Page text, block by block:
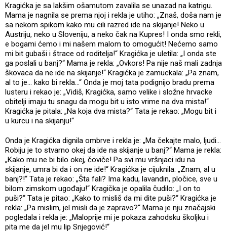
Kragićka je sa lakšim ošamutom zavalila se unazad na katrigu.
Mama je nagnila se prema njoj i rekla je utiho: „Znaš, doša nam je
sa nekom spikom kako mu cili razred ide na skijanje! Neko u
Austriju, neko u Sloveniju, a neko čak na Kupres! I onda smo rekli,
e bogami ćemo i mi našem malom to omogućit! Nećemo samo
mi bit gubaši i štrace od roditelja!“ Kragićka je uletila: „I onda ste
ga poslali u banj?“ Mama je rekla: „Ovkors! Pa nije naš mali zadnja
škovaca da ne ide na skijanje!“ Kragićka je zamuckala: „Pa znam,
al to je... kako bi rekla...“ Onda je moj tata podignijo bradu prema
lusteru i rekao je: „Vidiš, Kragićka, samo velike i složne hrvacke
obitelji imaju tu snagu da mogu bit u isto vrime na dva mista!“
Kragićka je pitala: „Na koja dva mista?“ Tata je rekao: „Mogu bit i
u kurcu i na skijanju!“
Onda je Kragićka dignila ombrve i rekla je: „Ma čekajte malo, ljudi...
Robiju je to stvarno okej da ide na skijanje u banj?“ Mama je rekla:
„Kako mu ne bi bilo okej, čoviče! Pa svi mu vršnjaci idu na
skijanje, umra bi da i on ne ide!“ Kragićka je cijuknila: „Znam, al u
banj?!“ Tata je rekao: „Šta fali? Ima kadu, lavandin, pločice, sve u
bilom zimskom ugođaju!“ Kragička je opalila čudilo: „I on to
puši?“ Tata je pitao: „Kako to misliš da mi dite puši?“ Kragićka je
rekla: „Pa mislim, jel misli da je zapravo?“ Mama je nju značajski
pogledala i rekla je: „Maloprije mi je pokaza zahodsku školjku i
pita me da jel mu lip Snjegović!“